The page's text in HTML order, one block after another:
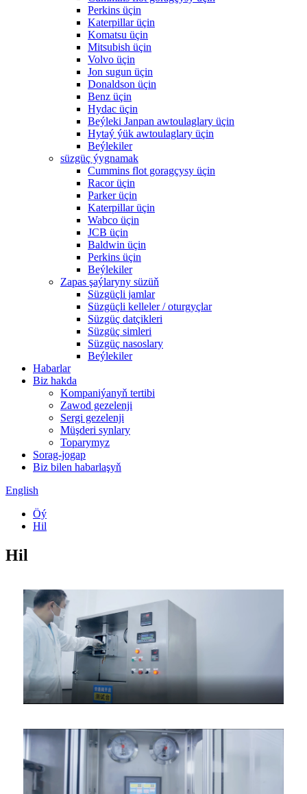
Perkins üçin
Katerpillar üçin
Komatsu üçin
Mitsubish üçin
Volvo üçin
Jon sugun üçin
Donaldson üçin
Benz üçin
Hydac üçin
Beýleki Janpan awtoulaglary üçin
Hytaý ýük awtoulaglary üçin
Beýlekiler
süzgüç ýygnamak
Cummins flot goragçysy üçin
Racor üçin
Parker üçin
Katerpillar üçin
Wabco üçin
JCB üçin
Baldwin üçin
Perkins üçin
Beýlekiler
Zapas şaýlaryny süzüň
Süzgüçli jamlar
Süzgüçli kelleler / oturgyçlar
Süzgüç datçikleri
Süzgüç simleri
Süzgüç nasoslary
Beýlekiler
Habarlar
Biz hakda
Kompaniýanyň tertibi
Zawod gezelenji
Sergi gezelenji
Müşderi synlary
Toparymyz
Sorag-jogap
Biz bilen habarlaşyň
English
Öý
Hil
Hil